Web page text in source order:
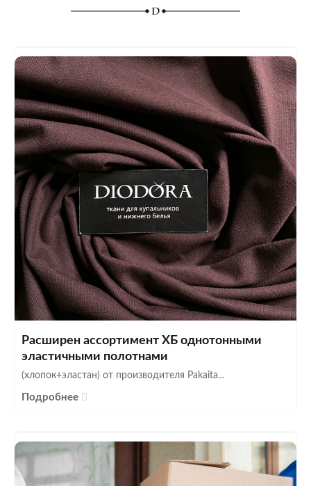
Расширен ассортимент ХБ однотонными
эластичными полотнами
(хлопок+эластан) от производителя Pakaita...
Подробнее